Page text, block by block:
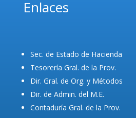
Enlaces
Sec. de Estado de Hacienda
Tesorería Gral. de la Prov.
Dir. Gral. de Org. y Métodos
Dir. de Admin. del M.E.
Contaduría Gral. de la Prov.